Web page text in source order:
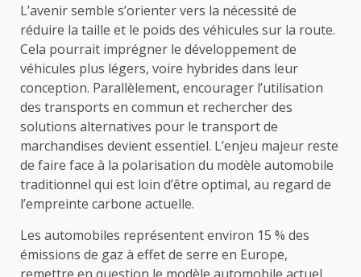
L’avenir semble s’orienter vers la nécessité de
réduire la taille et le poids des véhicules sur la route.
Cela pourrait imprégner le développement de
véhicules plus légers, voire hybrides dans leur
conception. Parallèlement, encourager l’utilisation
des transports en commun et rechercher des
solutions alternatives pour le transport de
marchandises devient essentiel. L’enjeu majeur reste
de faire face à la polarisation du modèle automobile
traditionnel qui est loin d’être optimal, au regard de
l’empreinte carbone actuelle.
Les automobiles représentent environ 15 % des
émissions de gaz à effet de serre en Europe,
remettre en question le modèle automobile actuel